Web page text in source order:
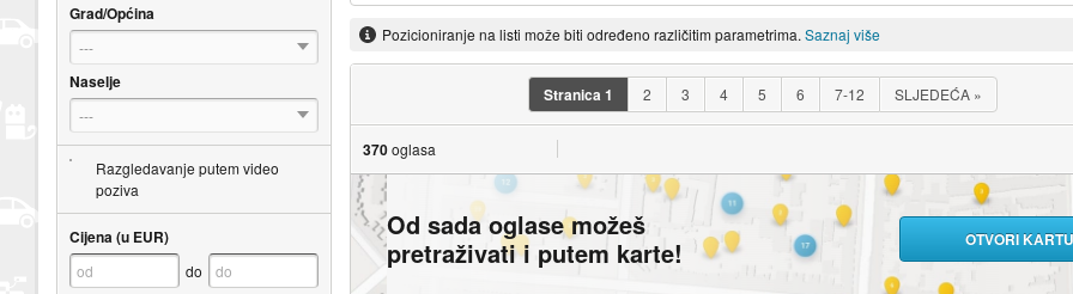
Pozicioniranje na listi može biti određeno različitim parametrima. Saznaj više
Stranica1 2 3 4 5 6 7-12 SLJEDEĆA »
370oglasa
Od sada oglase možeš
pretraživati i putem karte!
OTVORI KARTU
Grad/Općina
---
Naselje
---
Razgledavanje putem video
poziva
Cijena (u EUR)
do